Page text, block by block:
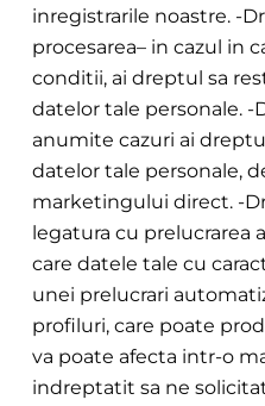
inregistrarile noastre. -
procesarea– in cazul in
conditii, ai dreptul sa
datelor tale personale.
anumite cazuri ai
datelor tale personale,
marketingului direct. -
legatura cu prelucrarea
care datele tale cu
unei prelucrari
profiluri, care poate
va poate afecta intr-o
indreptatit sa ne